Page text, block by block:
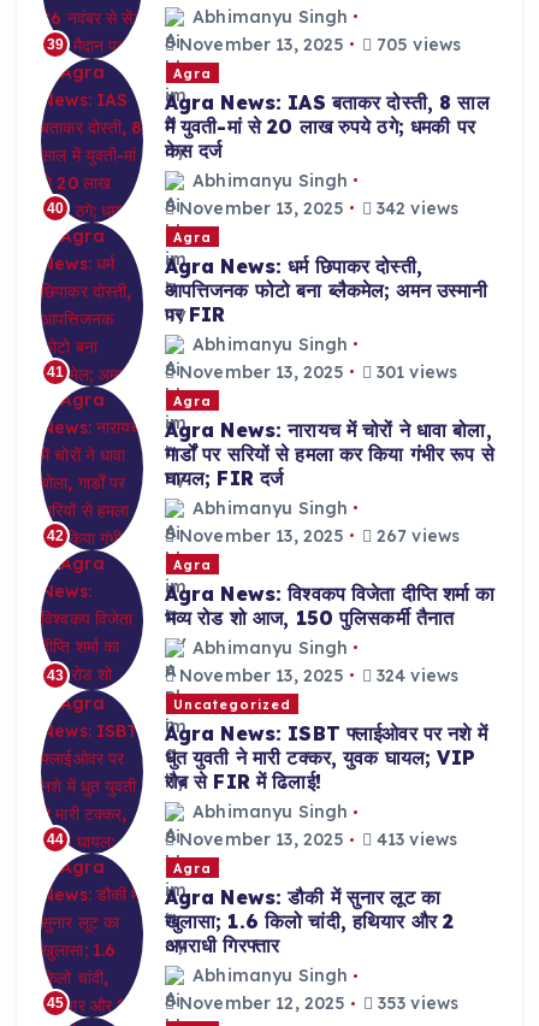
39
Abhimanyu Singh
November 13, 2025
705 views
40
Agra
Agra News: IAS बताकर दोस्ती, 8 साल
में युवती-मां से 20 लाख रुपये ठगे; धमकी पर
केस दर्ज
Abhimanyu Singh
November 13, 2025
342 views
41
Agra
Agra News: धर्म छिपाकर दोस्ती,
आपत्तिजनक फोटो बना ब्लैकमेल; अमन उस्मानी
पर FIR
Abhimanyu Singh
November 13, 2025
301 views
42
Agra
Agra News: नारायच में चोरों ने धावा बोला,
गार्डों पर सरियों से हमला कर किया गंभीर रूप से
घायल; FIR दर्ज
Abhimanyu Singh
November 13, 2025
267 views
43
Agra
Agra News: विश्वकप विजेता दीप्ति शर्मा का
भव्य रोड शो आज, 150 पुलिसकर्मी तैनात
Abhimanyu Singh
November 13, 2025
324 views
44
Uncategorized
Agra News: ISBT फ्लाईओवर पर नशे में
धुत युवती ने मारी टक्कर, युवक घायल; VIP
रौब से FIR में ढिलाई!
Abhimanyu Singh
November 13, 2025
413 views
45
Agra
Agra News: डौकी में सुनार लूट का
खुलासा; 1.6 किलो चांदी, हथियार और 2
अपराधी गिरफ्तार
Abhimanyu Singh
November 12, 2025
353 views